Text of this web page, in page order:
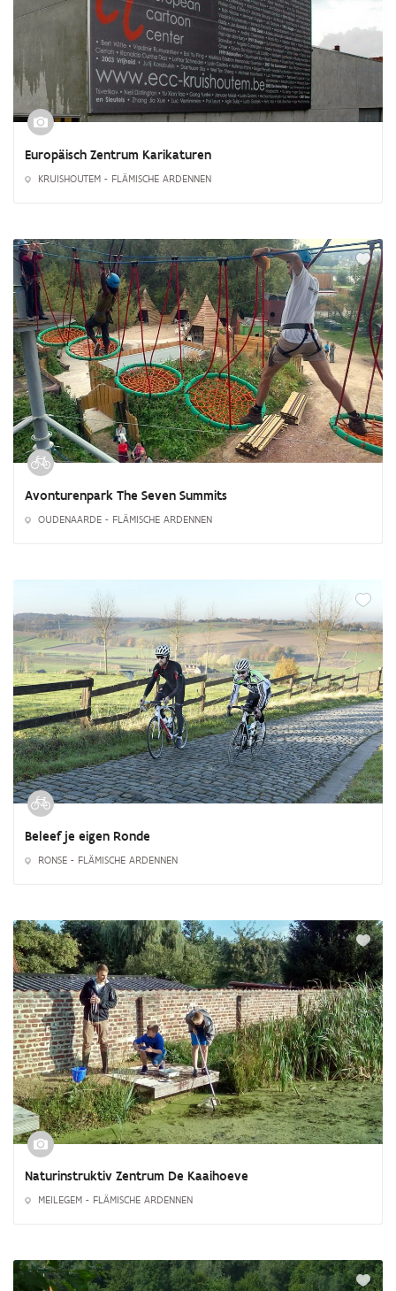
Europäisch Zentrum Karikaturen
KRUISHOUTEM - FLÄMISCHE ARDENNEN
Avonturenpark The Seven Summits
OUDENAARDE - FLÄMISCHE ARDENNEN
Beleef je eigen Ronde
RONSE - FLÄMISCHE ARDENNEN
Naturinstruktiv Zentrum De Kaaihoeve
MEILEGEM - FLÄMISCHE ARDENNEN